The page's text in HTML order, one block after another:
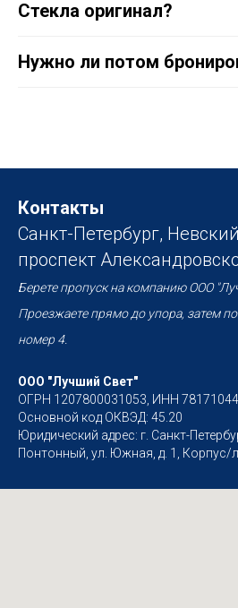
Стекла оригинал?
Нужно ли потом
Контакты
Санкт-Петербург,
проспект
Берете пропуск на компанию ООО
Проезжаете прямо до упора, затем
номер 4.
ООО "Лучший Свет"
ОГРН 1207800031053, ИНН
Основной код ОКВЭД: 45.20
Юридический адрес: г. Санкт-
Понтонный, ул. Южная, д. 1, Корпус/